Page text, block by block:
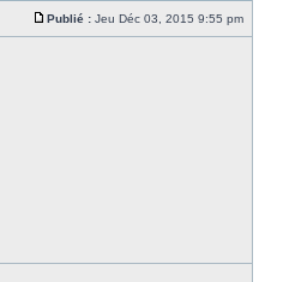
Publié : Jeu Déc 03, 2015 9:55 pm